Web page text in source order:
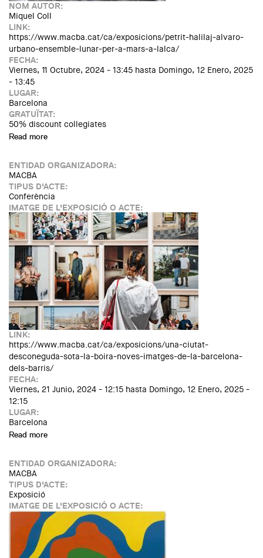
NOM AUTOR:
Miquel Coll
LINK:
https://www.macba.cat/ca/exposicions/petrit-halilaj-alvaro-
urbano-ensemble-lunar-per-a-mars-a-lalca/
FECHA:
Viernes, 11 Octubre, 2024 - 13:45 hasta Domingo, 12 Enero, 2025
- 13:45
LUGAR:
Barcelona
GRATUÏTAT:
50% discount collegiates
Read more
ENTIDAD ORGANIZADORA:
MACBA
TIPUS D'ACTE:
Conferència
IMATGE DE L'EXPOSICIÓ O ACTE:
LINK:
https://www.macba.cat/ca/exposicions/una-ciutat-
desconeguda-sota-la-boira-noves-imatges-de-la-barcelona-
dels-barris/
FECHA:
Viernes, 21 Junio, 2024 - 12:15 hasta Domingo, 12 Enero, 2025 -
12:15
LUGAR:
Barcelona
Read more
ENTIDAD ORGANIZADORA:
MACBA
TIPUS D'ACTE:
Exposició
IMATGE DE L'EXPOSICIÓ O ACTE: